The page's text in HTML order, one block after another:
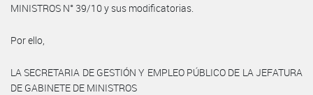
MINISTROS N° 39/10 y sus modificatorias.
Por ello,
LA SECRETARIA DE GESTIÓN Y EMPLEO PÚBLICO DE LA JEFATURA
DE GABINETE DE MINISTROS